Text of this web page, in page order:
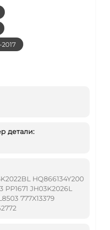
2017
детали:
HQ866134Y200
PP1671 JH03K2026L
777X13379